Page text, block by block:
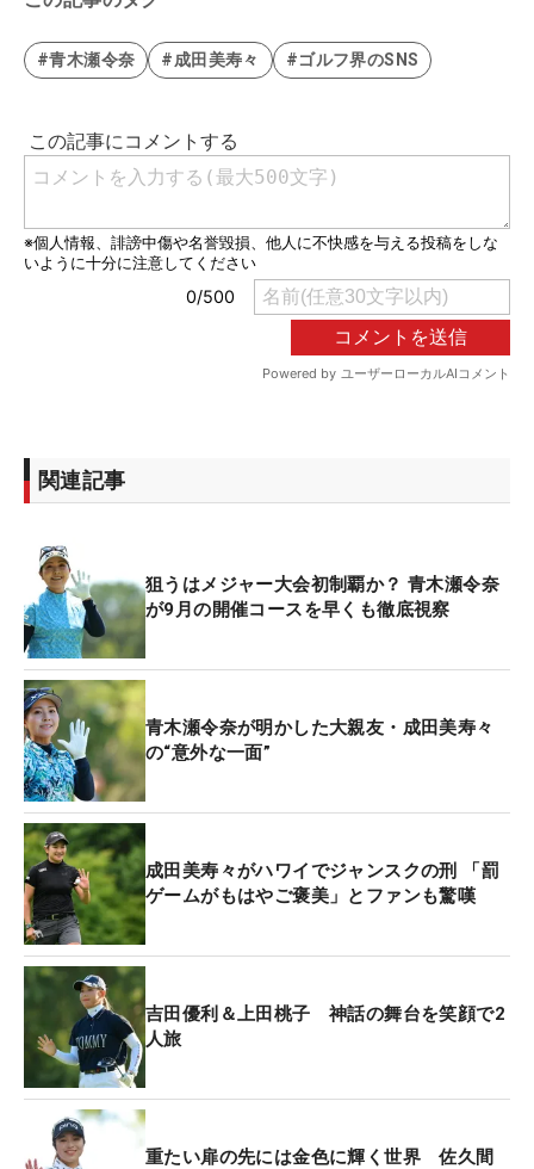
#青木瀬令奈 #成田美寿々 #ゴルフ界のSNS
関連記事
狙うはメジャー大会初制覇か？ 青木瀬令奈
が9月の開催コースを早くも徹底視察
青木瀬令奈が明かした大親友・成田美寿々
の“意外な一面”
成田美寿々がハワイでジャンスクの刑 「罰
ゲームがもはやご褒美」とファンも驚嘆
吉田優利＆上田桃子 神話の舞台を笑顔で2
人旅
重たい扉の先には金色に輝く世界 佐久間